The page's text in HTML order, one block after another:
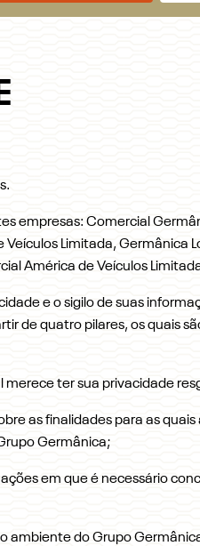
empresas: Comercial
Limitada, Germânica
América de Veículos
e o sigilo de suas
de quatro pilares, os quais
merece ter sua privacidade
as finalidades para as
Germânica;
em que é necessário
ambiente do Grupo